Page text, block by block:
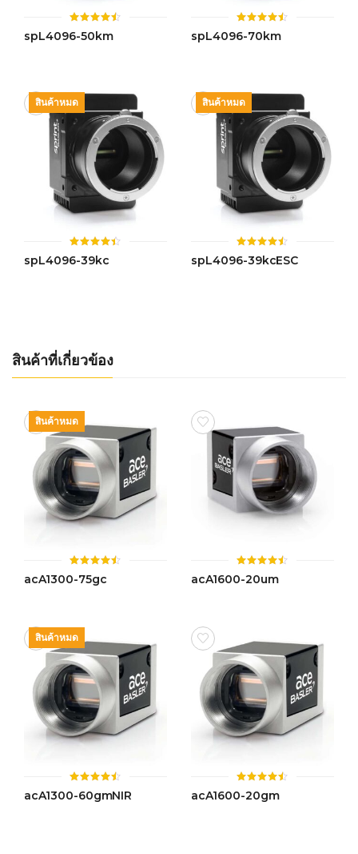
ให้
คะแนน
spL4096-50km
ให้
คะแนน
spL4096-70km
สินค้าหมด
ให้
คะแนน
spL4096-39kc
สินค้าหมด
ให้
คะแนน
spL4096-39kcESC
สินค้าที่เกี่ยวข้อง
สินค้าหมด
ให้
คะแนน
acA1300-75gc
ให้
คะแนน
acA1600-20um
สินค้าหมด
ให้
คะแนน
acA1300-60gmNIR
ให้
คะแนน
acA1600-20gm